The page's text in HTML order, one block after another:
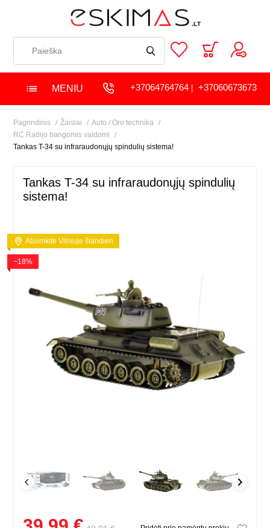
MENIU +37064764764| +37060673673
Pagrindinis Žaislai
Auto / Oro technika
RC Radijo bangomis valdomi
Tankas T-34 su infraraudonųjų spindulių sistema!
Tankas T-34 su infraraudonųjų spindulių
sistema!
Atsiimkite Vilniuje šiandien
−18%